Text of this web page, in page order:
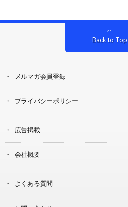
Back to Top
メルマガ会員登録
プライバシーポリシー
広告掲載
会社概要
よくある質問